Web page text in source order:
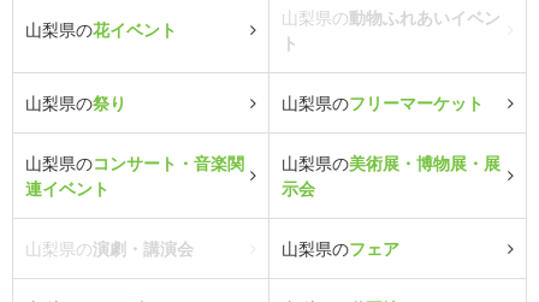
山梨県の花イベント
山梨県の動物ふれあいイベン
ト
山梨県の祭り 山梨県のフリーマーケット
山梨県のコンサート・音楽関
連イベント
山梨県の美術展・博物展・展
示会
山梨県の演劇・講演会 山梨県のフェア